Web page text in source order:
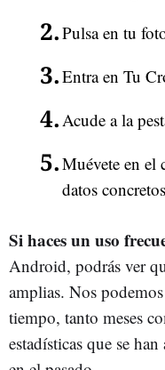
Pulsa en tu
Entra en Tu
Acude a la
Muévete en el
datos
Si haces un uso
Android, podrás ver
amplias. Nos
tiempo, tanto meses
estadísticas que se